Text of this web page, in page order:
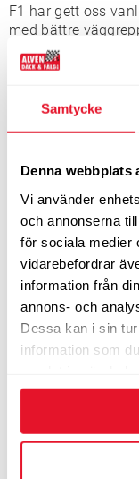
Samtycke
Denna webbplats
Vi använder
och annonserna
för sociala medier
vidarebefordrar
information från
annons- och
Dessa kan i sin
information som
F1 har gett oss
med bättre
Gamla lagar har
vinterdäck vid
justerats.
under åren om
friktionsdäck.
man använder sin
någon gång i
Stockholm eller i
pendla på isiga
Köp däck och
däck och fälgar
Oavsett om du
friktionsdäckeller
priser och för att